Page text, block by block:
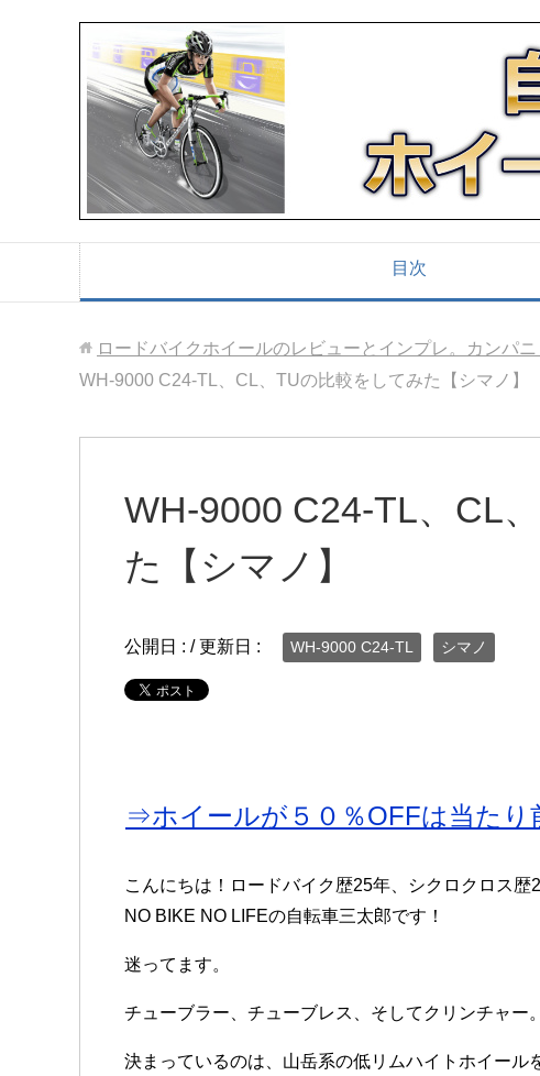
目次
ロードバイクホイールのレビューとインプレ。カンパ
WH-9000 C24-TL、CL、TUの比較をしてみた【シマノ】
WH-9000 C24-TL、CL
た【シマノ】
公開日 : / 更新日 : WH-9000 C24-TL シマノ
⇒ホイールが５０％OFFは当たり
こんにちは！ロードバイク歴25年、シクロクロス歴
NO BIKE NO LIFEの自転車三太郎です！
迷ってます。
チューブラー、チューブレス、そしてクリンチャー。
決まっているのは、山岳系の低リムハイトホイール